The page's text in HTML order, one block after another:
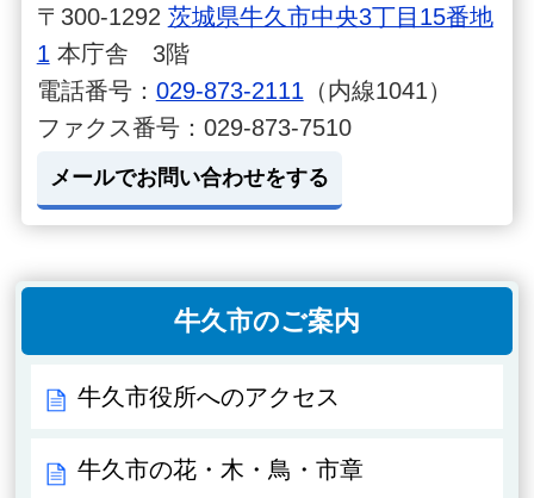
〒300-1292 茨城県牛久市中央3丁目15番地
1 本庁舎 3階
電話番号： 029-873-2111 （内線1041）
ファクス番号：029-873-7510
メールでお問い合わせをする
牛久市のご案内
牛久市役所へのアクセス
牛久市の花・木・鳥・市章